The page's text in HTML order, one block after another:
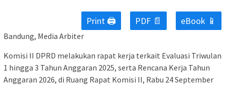
Print 🖨 PDF 📄 eBook 📱
Bandung, Media Arbiter
Komisi II DPRD melakukan rapat kerja terkait Evaluasi Triwulan
1 hingga 3 Tahun Anggaran 2025, serta Rencana Kerja Tahun
Anggaran 2026, di Ruang Rapat Komisi II, Rabu 24 September